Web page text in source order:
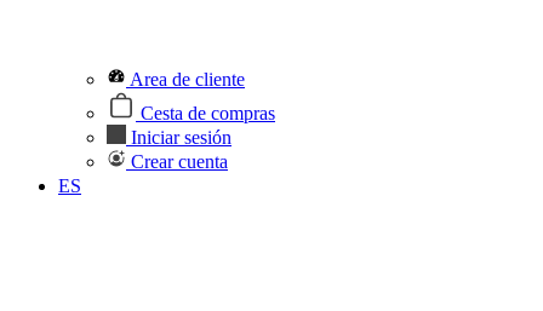
Area de cliente
Cesta de compras
Iniciar sesión
Crear cuenta
ES